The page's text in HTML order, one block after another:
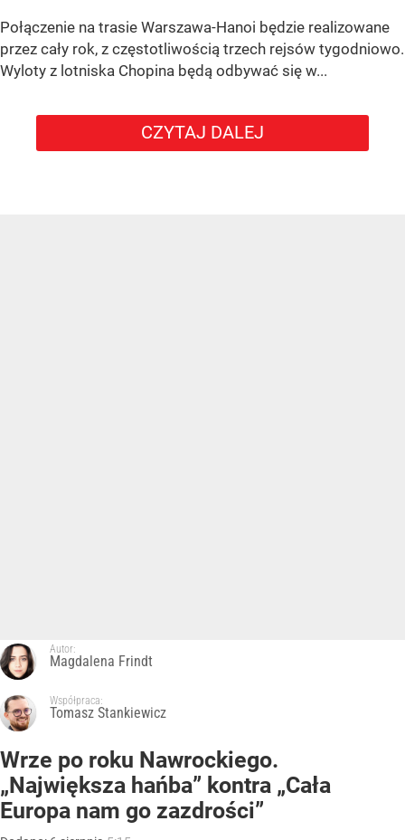
Połączenie na trasie Warszawa-Hanoi będzie realizowane
przez cały rok, z częstotliwością trzech rejsów tygodniowo.
Wyloty z lotniska Chopina będą odbywać się w...
CZYTAJ DALEJ
Autor:
Magdalena Frindt
Współpraca:
Tomasz Stankiewicz
Wrze po roku Nawrockiego.
„Największa hańba” kontra „Cała
Europa nam go zazdrości”